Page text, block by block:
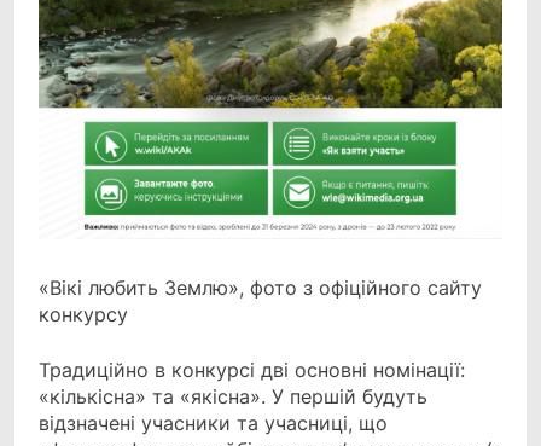
«Вікі любить Землю», фото з офіційного сайту
конкурсу
Традиційно в конкурсі дві основні номінації:
«кількісна» та «якісна». У першій будуть
відзначені учасники та учасниці, що